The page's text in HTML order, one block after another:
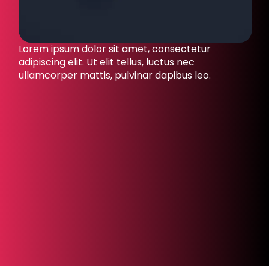
Lorem ipsum dolor sit amet, consectetur
adipiscing elit. Ut elit tellus, luctus nec
ullamcorper mattis, pulvinar dapibus leo.